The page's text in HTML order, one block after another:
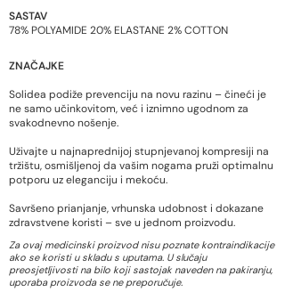
SASTAV
78% POLYAMIDE 20% ELASTANE 2% COTTON
ZNAČAJKE
Solidea podiže prevenciju na novu razinu – čineći je
ne samo učinkovitom, već i iznimno ugodnom za
svakodnevno nošenje.
Uživajte u najnaprednijoj stupnjevanoj kompresiji na
tržištu, osmišljenoj da vašim nogama pruži optimalnu
potporu uz eleganciju i mekoću.
Savršeno prianjanje, vrhunska udobnost i dokazane
zdravstvene koristi – sve u jednom proizvodu.
Za ovaj medicinski proizvod nisu poznate kontraindikacije
ako se koristi u skladu s uputama. U slučaju
preosjetljivosti na bilo koji sastojak naveden na pakiranju,
uporaba proizvoda se ne preporučuje.